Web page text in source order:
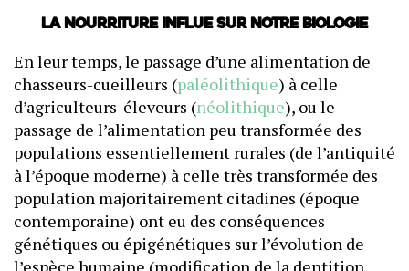
La nourriture influe sur notre biologie
En leur temps, le passage d’une alimentation de
chasseurs-cueilleurs (paléolithique) à celle
d’agriculteurs-éleveurs (néolithique), ou le
passage de l’alimentation peu transformée des
populations essentiellement rurales (de l’antiquité
à l’époque moderne) à celle très transformée des
population majoritairement citadines (époque
contemporaine) ont eu des conséquences
génétiques ou épigénétiques sur l’évolution de
l’espèce humaine (modification de la dentition,